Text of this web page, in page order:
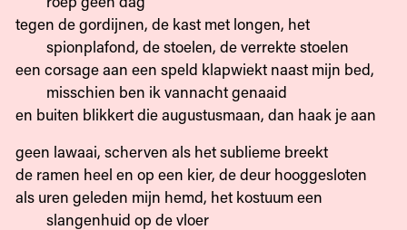
tegen de gordijnen, de kast met longen, het
spionplafond, de stoelen, de verrekte stoelen
een corsage aan een speld klapwiekt naast mijn bed,
misschien ben ik vannacht genaaid
en buiten blikkert die augustusmaan, dan haak je aan
geen lawaai, scherven als het sublieme breekt
de ramen heel en op een kier, de deur hooggesloten
als uren geleden mijn hemd, het kostuum een
slangenhuid op de vloer